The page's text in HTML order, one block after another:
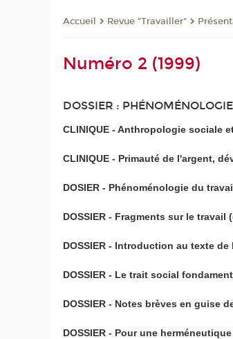
Accueil Revue "Travailler"
Numéro 2 (1999)
DOSSIER :
CLINIQUE - Anthropologie sociale
CLINIQUE - Primauté de l'argent,
DOSIER - Phénoménologie du
DOSSIER - Fragments sur le
DOSSIER - Introduction au texte de
DOSSIER - Le trait social
DOSSIER - Notes brèves en guise
DOSSIER - Pour une